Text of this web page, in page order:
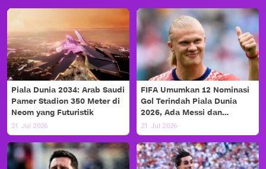
Piala Dunia 2034: Arab Saudi
Pamer Stadion 350 Meter di
Neom yang Futuristik
21 Jul 2026
FIFA Umumkan 12 Nominasi
Gol Terindah Piala Dunia
2026, Ada Messi dan
Haaland!
21 Jul 2026